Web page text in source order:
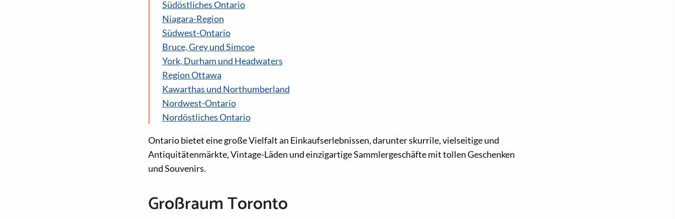
Südöstliches Ontario
Niagara-Region
Südwest-Ontario
Bruce, Grey und Simcoe
York, Durham und Headwaters
Region Ottawa
Kawarthas und Northumberland
Nordwest-Ontario
Nordöstliches Ontario
Ontario bietet eine große Vielfalt an Einkaufserlebnissen, darunter skurrile, vielseitige und
Antiquitätenmärkte, Vintage-Läden und einzigartige Sammlergeschäfte mit tollen Geschenken
und Souvenirs.
Großraum Toronto